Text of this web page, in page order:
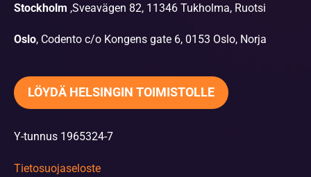
Stockholm ,Sveavägen 82, 11346 Tukholma, Ruotsi
Oslo, Codento c/o Kongens gate 6, 0153 Oslo, Norja
LÖYDÄ HELSINGIN TOIMISTOLLE
Y-tunnus 1965324-7
Tietosuojaseloste